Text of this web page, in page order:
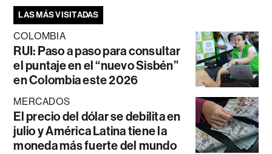
LAS MÁS VISITADAS
COLOMBIA
RUI: Paso a paso para consultar
el puntaje en el “nuevo Sisbén”
en Colombia este 2026
MERCADOS
El precio del dólar se debilita en
julio y América Latina tiene la
moneda más fuerte del mundo